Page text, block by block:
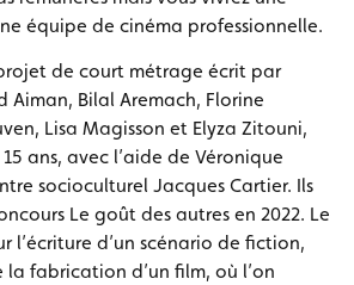
équipe de cinéma professionnelle.
de court métrage écrit par
Aiman, Bilal Aremach, Florine
Lisa Magisson et Elyza Zitouni,
ans, avec l’aide de Véronique
socioculturel Jacques Cartier. Ils
Le goût des autres en 2022. Le
l’écriture d’un scénario de fiction,
fabrication d’un film, où l’on